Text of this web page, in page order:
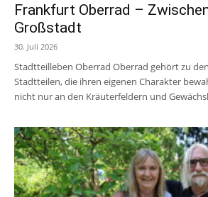
Frankfurt Oberrad –
Großstadt
30. Juli 2026
Stadtteilleben Oberrad Oberrad gehört zu
Stadtteilen, die ihren eigenen Charakter
nicht nur an den Kräuterfeldern und